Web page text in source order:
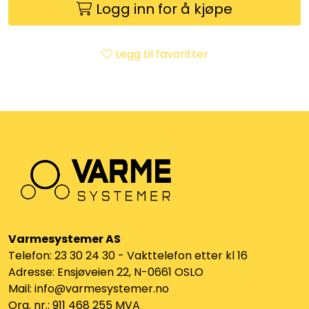
Logg inn for å kjøpe
Legg til favoritter
Varmesystemer AS
Telefon: 23 30 24 30 - Vakttelefon etter kl 16
Adresse: Ensjøveien 22, N-0661 OSLO
Mail: info@varmesystemer.no
Org. nr.: 911 468 255 MVA
Klemringskoblinger
Planfront radiatorer
Rør
Watersafe
Elektrokjeler